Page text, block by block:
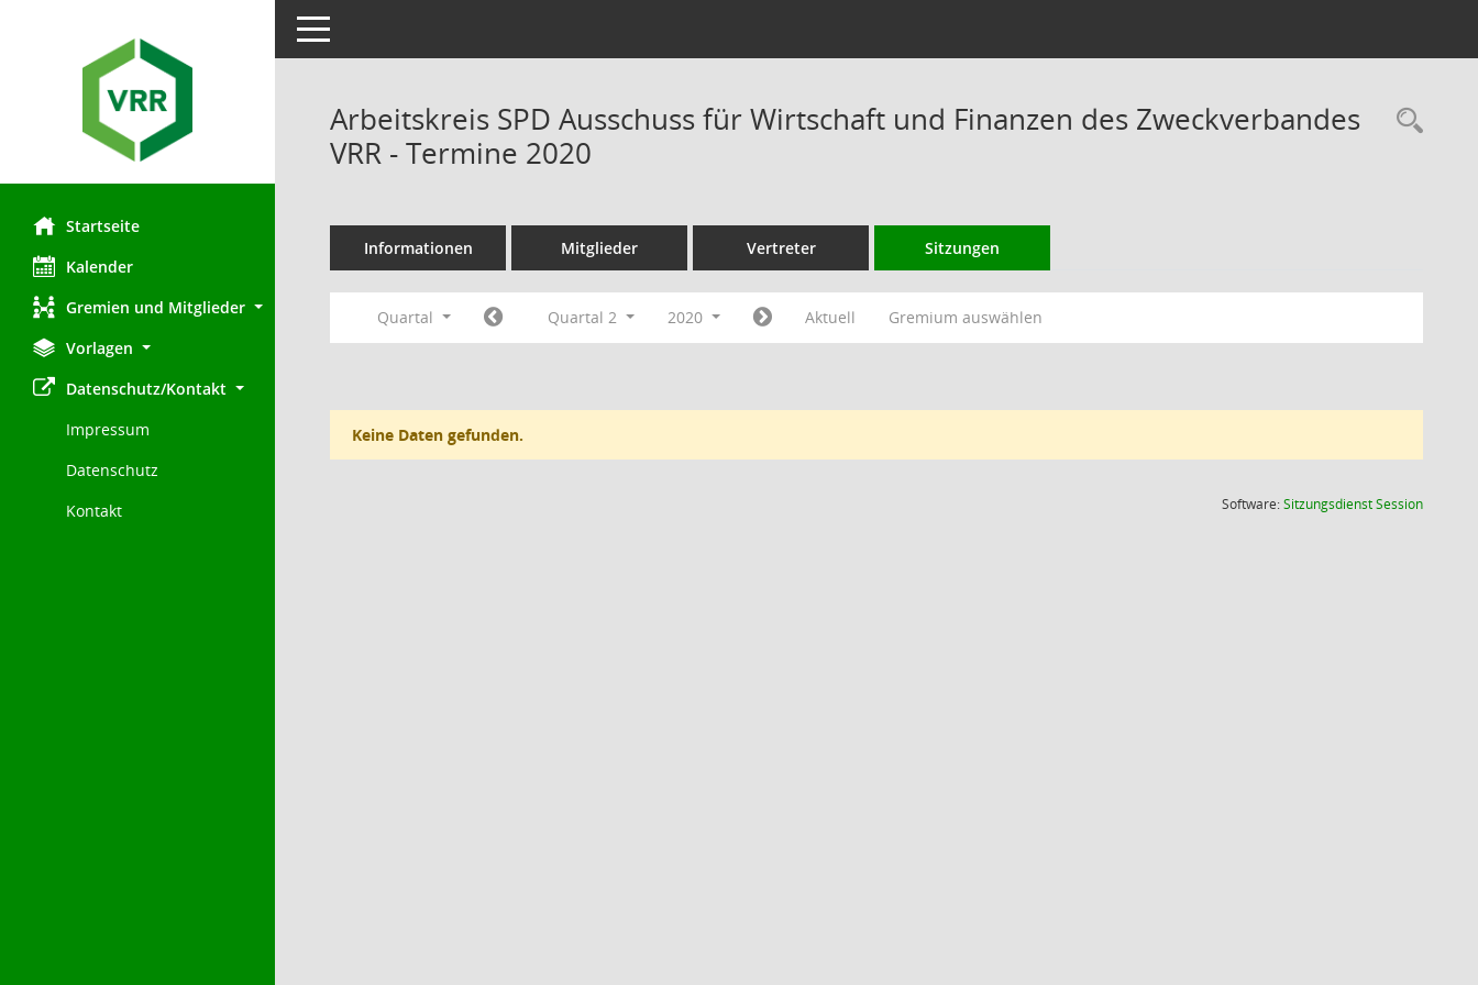
Startseite
Kalender
Gremien und Mitglieder
Vorlagen
Datenschutz/Kontakt
Impressum
Datenschutz
Kontakt
Toggle navigation
Arbeitskreis SPD Ausschuss für Wirtschaft und Finanzen des Zweckverbandes
VRR - Termine 2020
Informationen Mitglieder Vertreter Sitzungen
Quartal Quartal 2 2020 Aktuell Gremium auswählen
Keine Daten gefunden.
Software:SitzungsdienstSession(Wird in